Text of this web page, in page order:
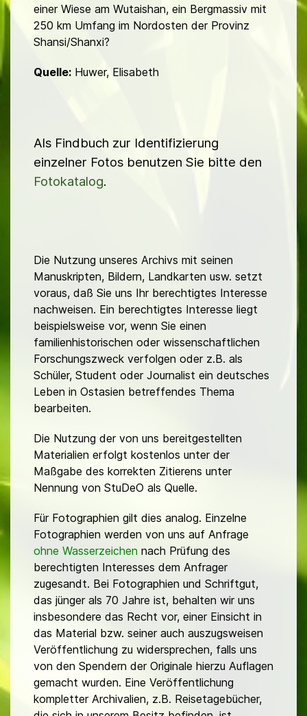
einer Wiese am Wutaishan, ein Bergmassiv mit
250 km Umfang im Nordosten der Provinz
Shansi/Shanxi?
Quelle: Huwer, Elisabeth
Als Findbuch zur Identifizierung
einzelner Fotos benutzen Sie bitte den
Fotokatalog.
Die Nutzung unseres Archivs mit seinen
Manuskripten, Bildern, Landkarten usw. setzt
voraus, daß Sie uns Ihr berechtigtes Interesse
nachweisen. Ein berechtigtes Interesse liegt
beispielsweise vor, wenn Sie einen
familienhistorischen oder wissenschaftlichen
Forschungszweck verfolgen oder z.B. als
Schüler, Student oder Journalist ein deutsches
Leben in Ostasien betreffendes Thema
bearbeiten.
Die Nutzung der von uns bereitgestellten
Materialien erfolgt kostenlos unter der
Maßgabe des korrekten Zitierens unter
Nennung von StuDeO als Quelle.
Für Fotographien gilt dies analog. Einzelne
Fotographien werden von uns auf Anfrage
ohne Wasserzeichen nach Prüfung des
berechtigten Interesses dem Anfrager
zugesandt. Bei Fotographien und Schriftgut,
das jünger als 70 Jahre ist, behalten wir uns
insbesondere das Recht vor, einer Einsicht in
das Material bzw. seiner auch auszugsweisen
Veröffentlichung zu widersprechen, falls uns
von den Spendern der Originale hierzu Auflagen
gemacht wurden. Eine Veröffentlichung
kompletter Archivalien, z.B. Reisetagebücher,